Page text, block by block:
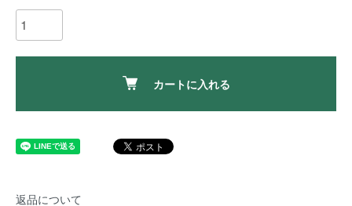
カートに入れる
返品について